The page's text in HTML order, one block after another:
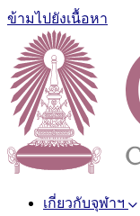
ข้ามไปยังเนื้อหา
เกี่ยวกับจุฬาฯ